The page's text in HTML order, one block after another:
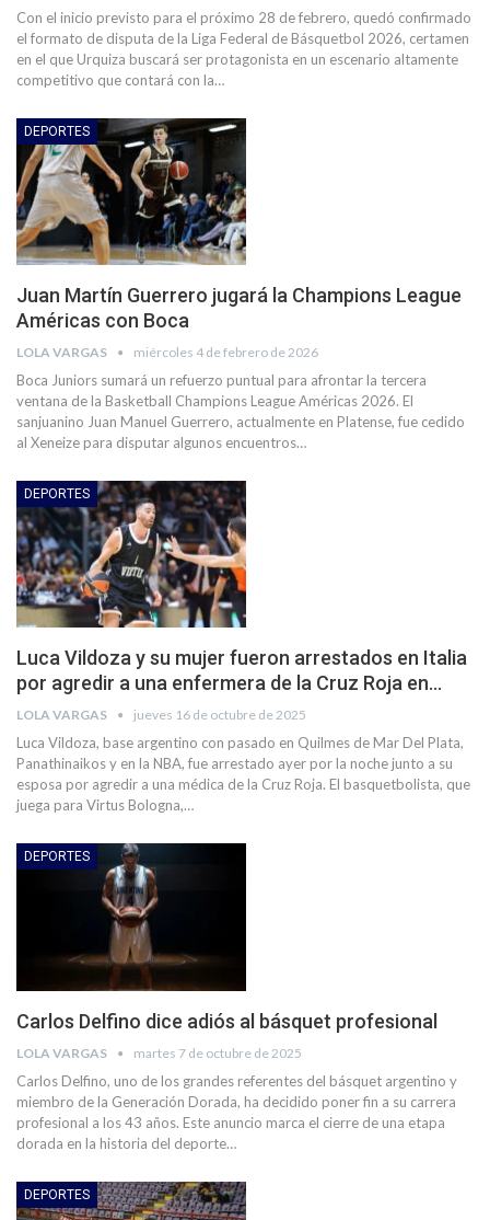
Con el inicio previsto para el próximo 28 de febrero, quedó confirmado
el formato de disputa de la Liga Federal de Básquetbol 2026, certamen
en el que Urquiza buscará ser protagonista en un escenario altamente
competitivo que contará con la…
DEPORTES
Juan Martín Guerrero jugará la Champions League
Américas con Boca
LOLA VARGAS miércoles 4 de febrero de 2026
Boca Juniors sumará un refuerzo puntual para afrontar la tercera
ventana de la Basketball Champions League Américas 2026. El
sanjuanino Juan Manuel Guerrero, actualmente en Platense, fue cedido
al Xeneize para disputar algunos encuentros…
DEPORTES
Luca Vildoza y su mujer fueron arrestados en Italia
por agredir a una enfermera de la Cruz Roja en…
LOLA VARGAS jueves 16 de octubre de 2025
Luca Vildoza, base argentino con pasado en Quilmes de Mar Del Plata,
Panathinaikos y en la NBA, fue arrestado ayer por la noche junto a su
esposa por agredir a una médica de la Cruz Roja. El basquetbolista, que
juega para Virtus Bologna,…
DEPORTES
Carlos Delfino dice adiós al básquet profesional
LOLA VARGAS martes 7 de octubre de 2025
Carlos Delfino, uno de los grandes referentes del básquet argentino y
miembro de la Generación Dorada, ha decidido poner fin a su carrera
profesional a los 43 años. Este anuncio marca el cierre de una etapa
dorada en la historia del deporte…
DEPORTES